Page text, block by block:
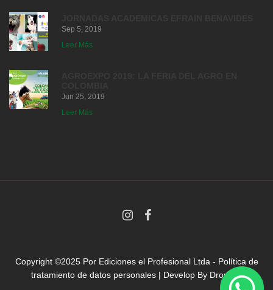
Sep 5, 2019
Leer Más
Jun 25, 2019
Leer Más
Copyright ©2025 Por Ediciones el Profesional Ltda - Política de
tratamiento de datos personales | Develop By Droni.co